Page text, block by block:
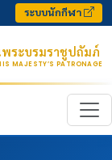
ระบบนักกีฬา
พระบรมราชูปถัมภ์
MAJESTY’S PATRONAGE